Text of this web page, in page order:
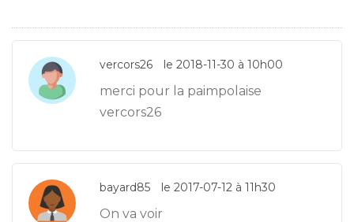
vercors26 le 2018-11-30 à 10h00
merci pour la paimpolaise
vercors26
bayard85 le 2017-07-12 à 11h30
On va voir